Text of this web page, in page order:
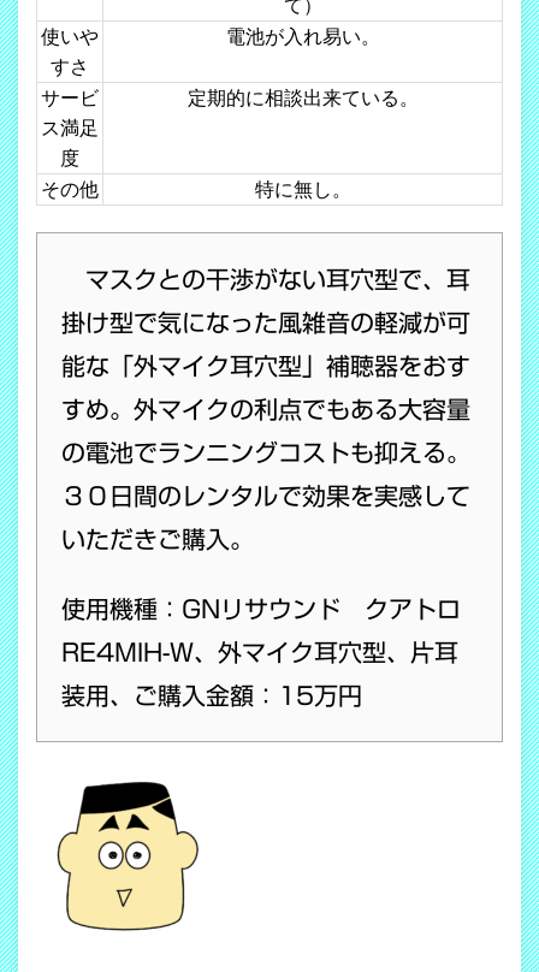
て）
使いや
すさ
電池が入れ易い。
サービ
ス満足
度
定期的に相談出来ている。
その他 特に無し。
マスクとの干渉がない耳穴型で、耳
掛け型で気になった風雑音の軽減が可
能な「外マイク耳穴型」補聴器をおす
すめ。外マイクの利点でもある大容量
の電池でランニングコストも抑える。
３０日間のレンタルで効果を実感して
いただきご購入。
使用機種：GNリサウンド クアトロ
RE4MIH-W、外マイク耳穴型、片耳
装用、ご購入金額：15万円